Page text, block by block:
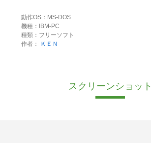
動作OS：MS-DOS
機種：IBM-PC
種類：フリーソフト
作者：
ＫＥＮ
スクリーンショット